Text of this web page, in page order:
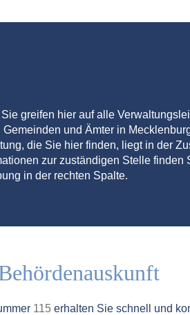
greifen hier auf alle
Gemeinden und Ämter in
die Sie hier finden, liegt in der
zur zuständigen Stelle finden
in der rechten Spalte.
115 erhalten Sie schnell und